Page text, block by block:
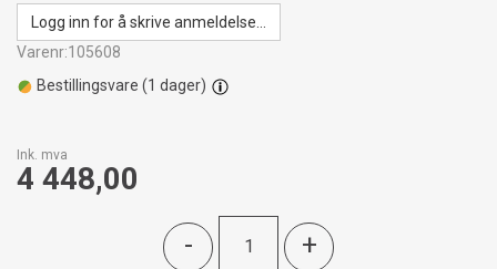
Logg inn for å skrive anmeldelse...
Varenr:105608
Ink. mva
4 448,00
- +
Bestillingsvare (1 dager)